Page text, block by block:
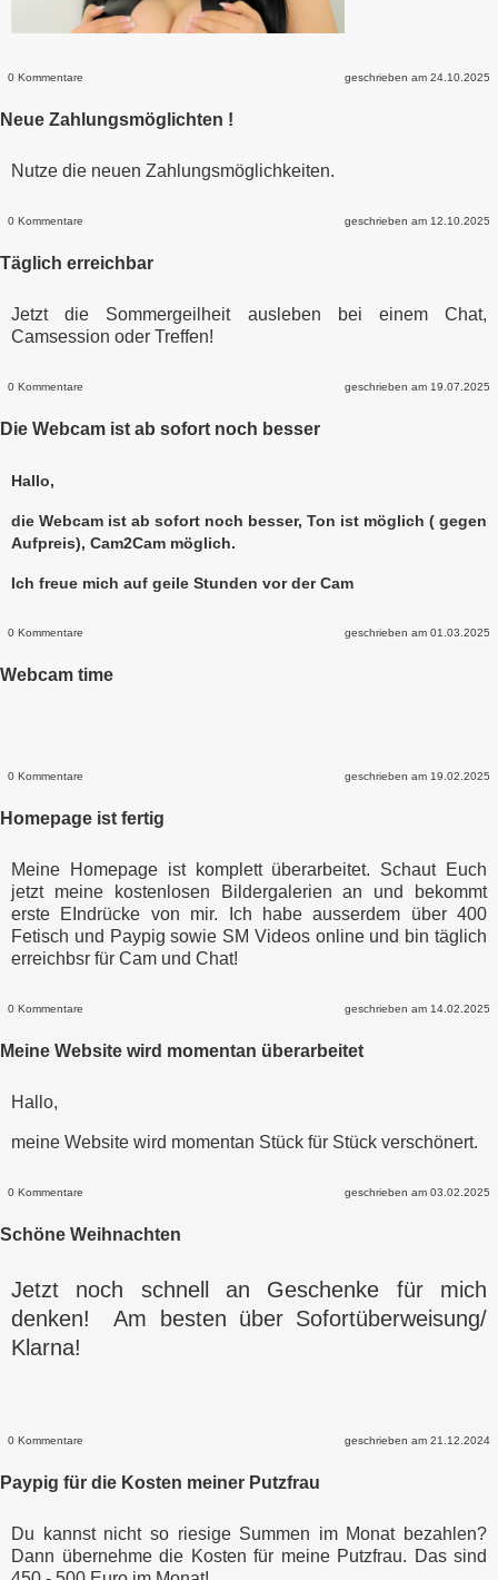
0 Kommentare geschrieben am 24.10.2025
Neue Zahlungsmöglichten !
Nutze die neuen Zahlungsmöglichkeiten.
0 Kommentare geschrieben am 12.10.2025
Täglich erreichbar
Jetzt die Sommergeilheit ausleben bei einem Chat,
Camsession oder Treffen!
0 Kommentare geschrieben am 19.07.2025
Die Webcam ist ab sofort noch besser
Hallo,
die Webcam ist ab sofort noch besser, Ton ist möglich ( gegen
Aufpreis), Cam2Cam möglich.
Ich freue mich auf geile Stunden vor der Cam
0 Kommentare geschrieben am 01.03.2025
Webcam time
0 Kommentare geschrieben am 19.02.2025
Homepage ist fertig
Meine Homepage ist komplett überarbeitet. Schaut Euch
jetzt meine kostenlosen Bildergalerien an und bekommt
erste EIndrücke von mir. Ich habe ausserdem über 400
Fetisch und Paypig sowie SM Videos online und bin täglich
erreichbsr für Cam und Chat!
0 Kommentare geschrieben am 14.02.2025
Meine Website wird momentan überarbeitet
Hallo,
meine Website wird momentan Stück für Stück verschönert.
0 Kommentare geschrieben am 03.02.2025
Schöne Weihnachten
Jetzt noch schnell an Geschenke für mich
denken! Am besten über Sofortüberweisung/
Klarna!
0 Kommentare geschrieben am 21.12.2024
Paypig für die Kosten meiner Putzfrau
Du kannst nicht so riesige Summen im Monat bezahlen?
Dann übernehme die Kosten für meine Putzfrau. Das sind